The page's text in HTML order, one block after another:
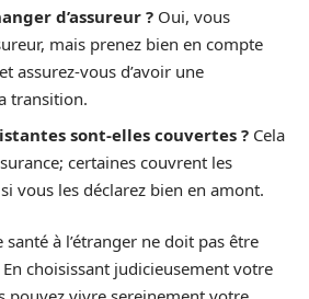
d’assureur ? Oui, vous
mais prenez bien en compte
assurez-vous d’avoir une
transition.
sont-elles couvertes ? Cela
certaines couvrent les
vous les déclarez bien en amont.
à l’étranger ne doit pas être
choisissant judicieusement votre